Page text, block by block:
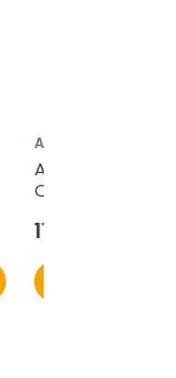
AQUILEA
Aquilea Detox +
Quemagrasas,
11,50 €